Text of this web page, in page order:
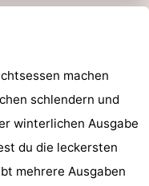
machen
schlendern und
winterlichen Ausgabe
du die leckersten
mehrere Ausgaben